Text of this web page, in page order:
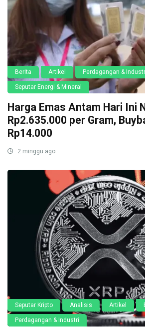
Berita Artikel Perdagangan &
Seputar Energi & Mineral
Harga Emas Antam Hari Ini
Rp2.635.000 per Gram,
Rp14.000
2 minggu ago
Seputar Kripto Analisis Artikel
Perdagangan & Industri